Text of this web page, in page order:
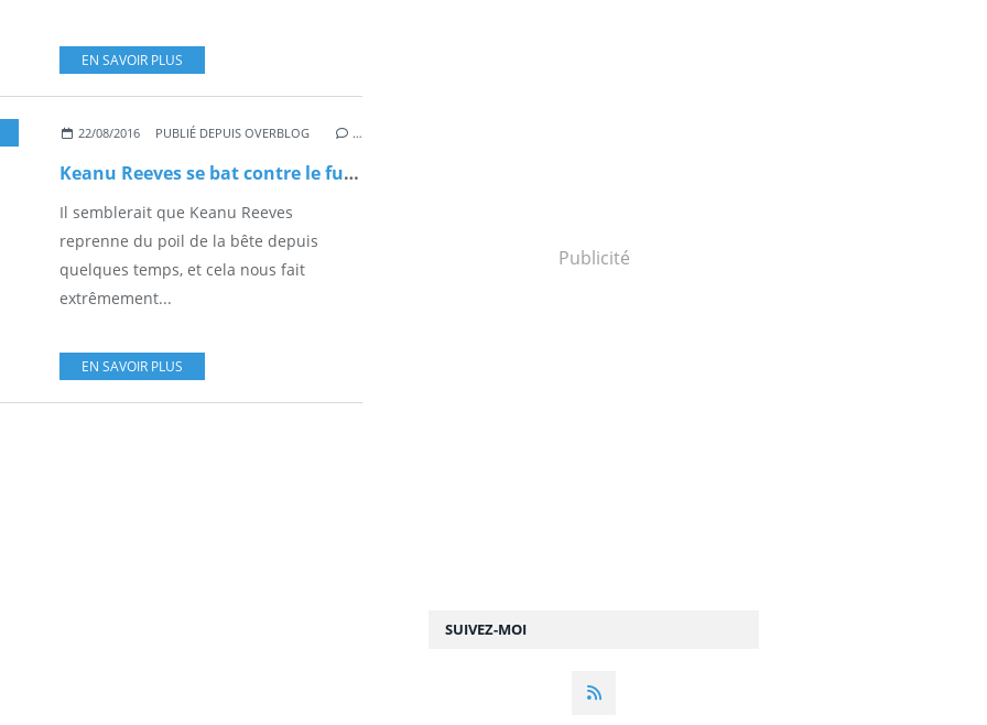
EN SAVOIR PLUS
CINEMA-DVD22/08/2016 PUBLIÉ DEPUIS OVERBLOG …
Keanu Reeves se bat contre le futur dans le film Replicas
Il semblerait que Keanu Reeves
reprenne du poil de la bête depuis
quelques temps, et cela nous fait
extrêmement...
EN SAVOIR PLUS
SUIVEZ-MOI
Publicité